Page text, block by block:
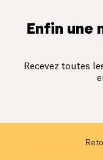
Enfin une
Recevez toutes